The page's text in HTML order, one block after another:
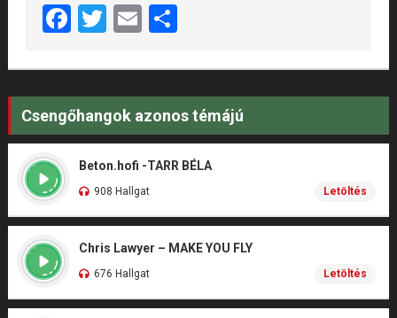
Facebook
Twitter
EmailShare
Csengőhangok azonos témájú
Beton.hofi -TARR BÉLA
908 Hallgat Letöltés
Chris Lawyer – MAKE YOU FLY
676 Hallgat Letöltés